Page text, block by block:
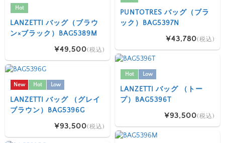
PUNTOTRES バッグ（ブラ
ック）BAG5397N
¥43,780(税込)
Hot
LANZETTI バッグ（ブラウ
ン×ブラック）BAG5389M
¥49,500(税込)
Hot Low
LANZETTI バッグ （トー
プ）BAG5396T
¥93,500(税込)
New Hot Low
LANZETTI バッグ （グレイ
ブラウン）BAG5396G
¥93,500(税込)